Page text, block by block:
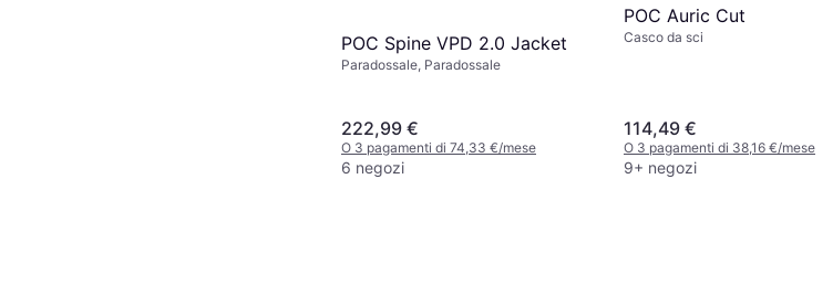
POC Spine VPD 2.0 Jacket
Paradossale, Paradossale
222,99 €
O 3 pagamenti di 74,33 €/mese
6 negozi
POC Auric Cut
Casco da sci
114,49 €
O 3 pagamenti di 38,16 €/mese
9+ negozi